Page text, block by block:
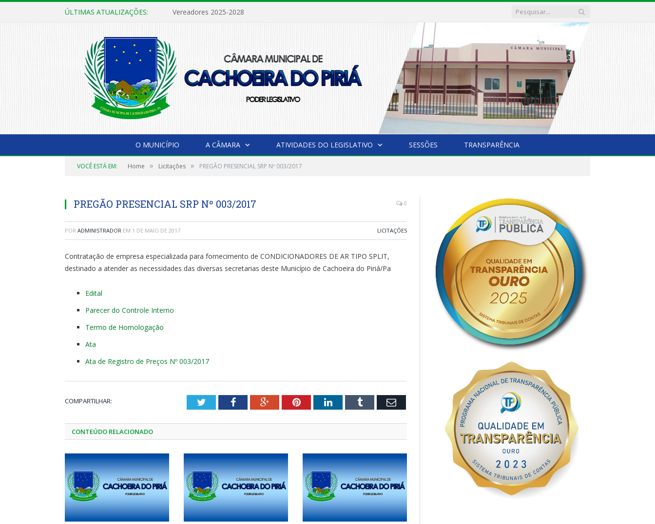
ÚLTIMAS ATUALIZAÇÕES: Vereadores 2025-2028
O MUNICÍPIO A CÂMARA ATIVIDADES DO LEGISLATIVO SESSÕES TRANSPARÊNCIA
VOCÊ ESTÁ EM: Home » Licitações » PREGÃO PRESENCIAL SRP Nº 003/2017
PREGÃO PRESENCIAL SRP Nº 003/2017 0
POR ADMINISTRADOR EM 1 DE MAIO DE 2017 LICITAÇÕES
Contratação de empresa especializada para fornecimento de CONDICIONADORES DE AR TIPO SPLIT,
destinado a atender as necessidades das diversas secretarias deste Município de Cachoeira do Piriá/Pa
Edital
Parecer do Controle Interno
Termo de Homologação
Ata
Ata de Registro de Preços Nº 003/2017
COMPARTILHAR: TwitterFacebookGoogle+PinterestLinkedInTumblr Email
CONTEÚDO RELACIONADO